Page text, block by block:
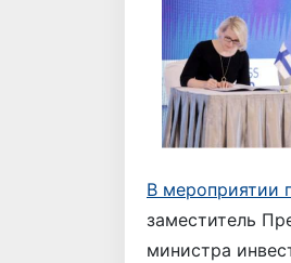
В мероприятии
заместитель
министра